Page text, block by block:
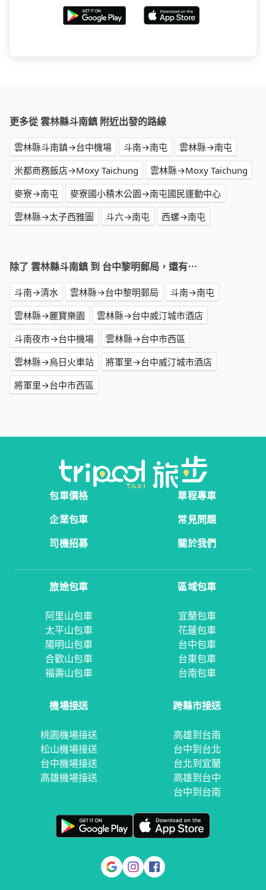
更多從 雲林縣斗南鎮 附近出發的路線
雲林縣斗南鎮→台中機場 斗南→南屯
雲林縣→南屯
米都商務飯店→Moxy Taichung
雲林縣→Moxy Taichung
麥寮→南屯
麥寮國小積木公園→南屯國民運動中心
雲林縣→太子西雅圖
斗六→南屯 西螺→南屯
除了 雲林縣斗南鎮 到 台中黎明郵局，還有⋯
斗南→清水 雲林縣→台中黎明郵局
斗南→南屯
雲林縣→麗寶樂園
雲林縣→台中威汀城市酒店
斗南夜市→台中機場
雲林縣→台中市西區
雲林縣→烏日火車站
將軍里→台中威汀城市酒店
將軍里→台中市西區
包車價格
單程專車
企業包車
常見問題
司機招募
關於我們
旅途包車
阿里山包車
太平山包車
陽明山包車
合歡山包車
福壽山包車
區域包車
宜蘭包車
花蓮包車
台中包車
台東包車
台南包車
機場接送
桃園機場接送
松山機場接送
台中機場接送
高雄機場接送
跨縣市接送
高雄到台南
台中到台北
台北到宜蘭
高雄到台中
台中到台南